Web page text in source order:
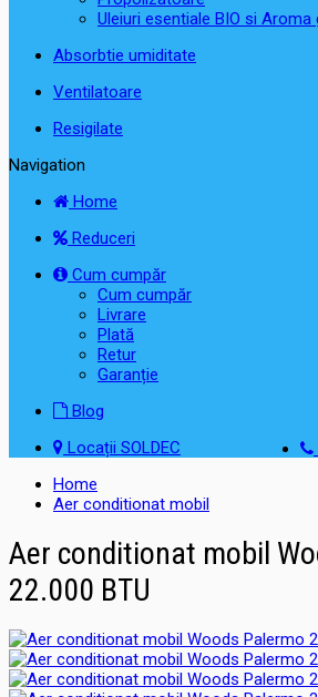
Uleiuri esentiale BIO si Aroma
Absorbtie umiditate
Ventilatoare
Resigilate
Navigation
Home
Reduceri
Cum cumpăr
Cum cumpăr
Livrare
Plată
Retur
Garanție
Blog
Locații SOLDEC
Home
Aer conditionat mobil
Aer conditionat mobil
22.000 BTU